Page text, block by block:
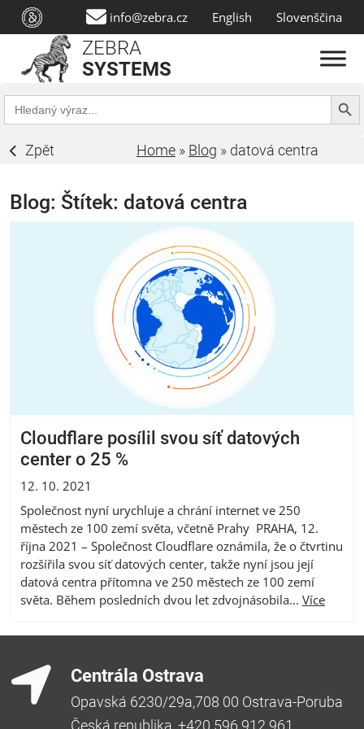
info@zebra.cz English Slovenščina
ZEBRA
SYSTEMS
Search
for:
Search
Zpět Home » Blog » datová centra
Blog: Štítek: datová centra
Cloudflare posílil svou síť datových
center o 25 %
12. 10. 2021
Společnost nyní urychluje a chrání internet ve 250
městech ze 100 zemí světa, včetně Prahy PRAHA, 12.
října 2021 – Společnost Cloudflare oznámila, že o čtvrtinu
rozšířila svou síť datových center, takže nyní jsou její
datová centra přítomna ve 250 městech ze 100 zemí
světa. Během posledních dvou let zdvojnásobila... Více
Centrála Ostrava
Opavská 6230/29a,708 00 Ostrava-Poruba